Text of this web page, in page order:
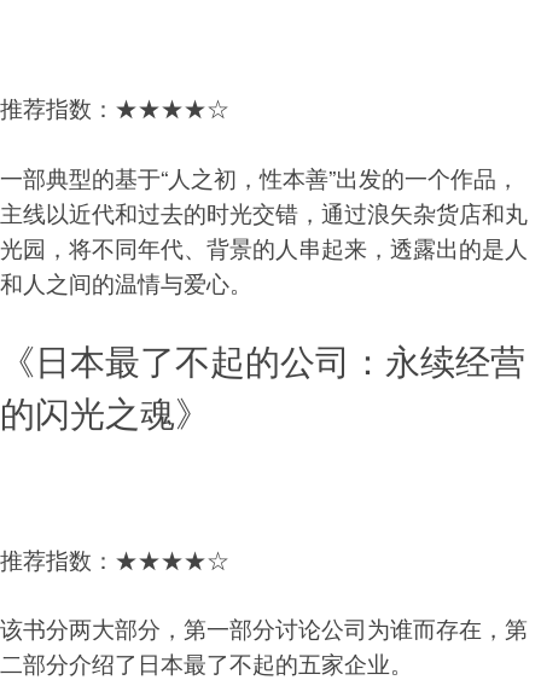
推荐指数：★★★★☆
一部典型的基于“人之初，性本善”出发的一个作品，
主线以近代和过去的时光交错，通过浪矢杂货店和丸
光园，将不同年代、背景的人串起来，透露出的是人
和人之间的温情与爱心。
《日本最了不起的公司：永续经营
的闪光之魂》
推荐指数：★★★★☆
该书分两大部分，第一部分讨论公司为谁而存在，第
二部分介绍了日本最了不起的五家企业。